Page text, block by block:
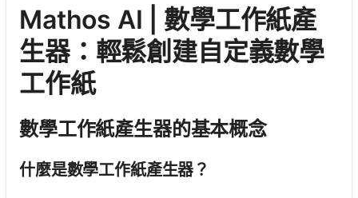
Mathos AI | 數學工作紙產
生器：輕鬆創建自定義數學
工作紙
數學工作紙產生器的基本概念
什麼是數學工作紙產生器？